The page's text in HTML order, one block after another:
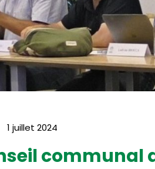
1 juillet 2024
communal